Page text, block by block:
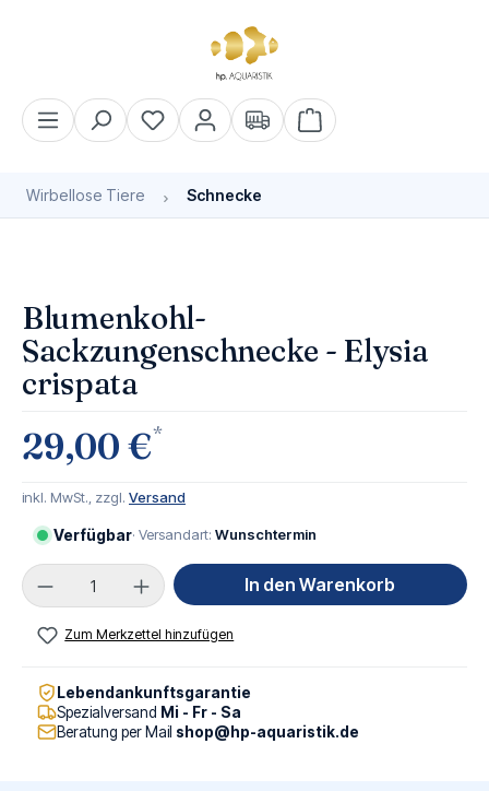
Warenkorb enthält 0
Wirbellose Tiere Schnecke
Blumenkohl-
Sackzungenschnecke - Elysia
crispata
29,00 €*
inkl. MwSt., zzgl. Versand
Verfügbar· Versandart: Wunschtermin
Produkt Anzahl: Gib den gewünschten Wert
In den Warenkorb
Zum Merkzettel hinzufügen
Lebendankunftsgarantie
Spezialversand Mi - Fr - Sa
Beratung per Mail shop@hp-aquaristik.de